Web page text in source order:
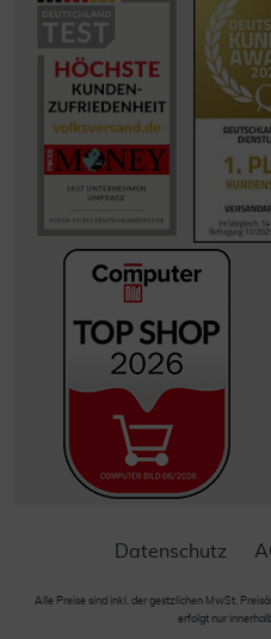
Datenschutz
Alle Preise sind inkl. der gestzlichen MwSt.
erfolgt nur